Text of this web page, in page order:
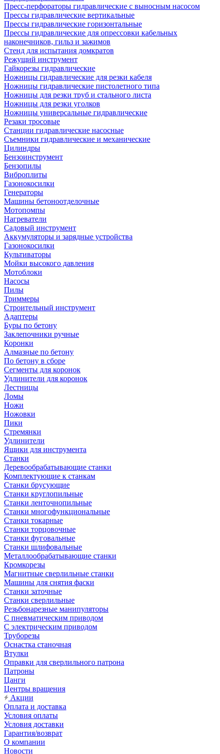
Пресс-перфораторы гидравлические с выносным насосом
Прессы гидравлические вертикальные
Прессы гидравлические горизонтальные
Прессы гидравлические для опрессовки кабельных
наконечников, гильз и зажимов
Стенд для испытания домкратов
Режущий инструмент
Гайкорезы гидравлические
Ножницы гидравлические для резки кабеля
Ножницы гидравлические пистолетного типа
Ножницы для резки труб и стального листа
Ножницы для резки уголков
Ножницы универсальные гидравлические
Резаки тросовые
Станции гидравлические насосные
Съемники гидравлические и механические
Цилиндры
Бензоинструмент
Бензопилы
Виброплиты
Газонокосилки
Генераторы
Машины бетоноотделочные
Мотопомпы
Нагреватели
Садовый инструмент
Аккумуляторы и зарядные устройства
Газонокосилки
Культиваторы
Мойки высокого давления
Мотоблоки
Насосы
Пилы
Триммеры
Строительный инструмент
Адаптеры
Буры по бетону
Заклепочники ручные
Коронки
Алмазные по бетону
По бетону в сборе
Сегменты для коронок
Удлинители для коронок
Лестницы
Ломы
Ножи
Ножовки
Пики
Стремянки
Удлинители
Ящики для инструмента
Станки
Деревообрабатывающие станки
Комплектующие к станкам
Станки брусующие
Станки круглопильные
Станки ленточнопильные
Станки многофункциональные
Станки токарные
Станки торцовочные
Станки фуговальные
Станки шлифовальные
Металлообрабатывающие станки
Кромкорезы
Магнитные сверлильные станки
Машины для снятия фаски
Станки заточные
Станки сверлильные
Резьбонарезные манипуляторы
С пневматическим приводом
С электрическим приводом
Труборезы
Оснастка станочная
Втулки
Оправки для сверлильного патрона
Патроны
Цанги
Центры вращения
Акции
Оплата и доставка
Условия оплаты
Условия доставки
Гарантия/возврат
О компании
Новости